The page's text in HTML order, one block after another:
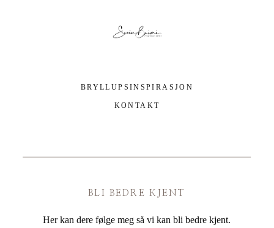
BLI BEDRE KJENT
Her kan dere følge meg så vi kan bli bedre kjent.
BRYLLUPSINSPIRASJON
KONTAKT